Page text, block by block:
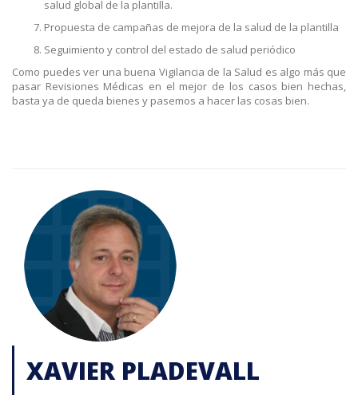
salud global de la plantilla.
Propuesta de campañas de mejora de la salud de la plantilla
Seguimiento y control del estado de salud periódico
Como puedes ver una buena Vigilancia de la Salud es algo más que
pasar Revisiones Médicas en el mejor de los casos bien hechas,
basta ya de queda bienes y pasemos a hacer las cosas bien.
XAVIER PLADEVALL